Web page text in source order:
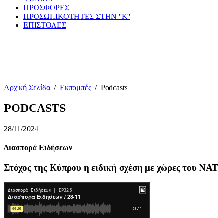
ΠΡΟΣΦΟΡΕΣ
ΠΡΟΣΩΠΙΚΟΤΗΤΕΣ ΣΤΗΝ ''Κ''
ΕΠΙΣΤΟΛΕΣ
Αρχική Σελίδα / Εκπομπές / Podcasts
PODCASTS
28/11/2024
Διασπορά Ειδήσεων
Στόχος της Κύπρου η ειδική σχέση με χώρες του